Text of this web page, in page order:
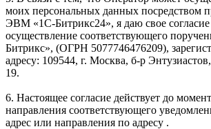
моих персональных данных посредством
ЭВМ «1С-Битрикс24», я даю свое
осуществление соответствующего
Битрикс», (ОГРН 5077746476209),
адресу: 109544, г. Москва, б-р
19.
6. Настоящее согласие действует до
направления соответствующего
адрес или направления по адресу .